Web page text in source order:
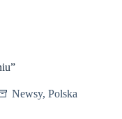
Newsy, Polska